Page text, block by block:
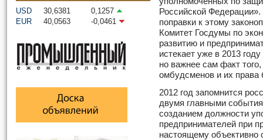
USD 30,6381
0,1257
EUR
40,0563 -0,0461
Российской
поправки к этому
Комитет Госдумы по
развитию и
истекает уже в 2013
но важнее сам факт
омбудсменов и их права
2012 год запомнится
двумя главными
созданием должности
предпринимателей при
настоящему